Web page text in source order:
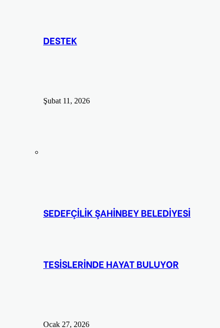
DESTEK
Şubat 11, 2026
SEDEFÇİLİK ŞAHİNBEY BELEDİYESİ
TESİSLERİNDE HAYAT BULUYOR
Ocak 27, 2026